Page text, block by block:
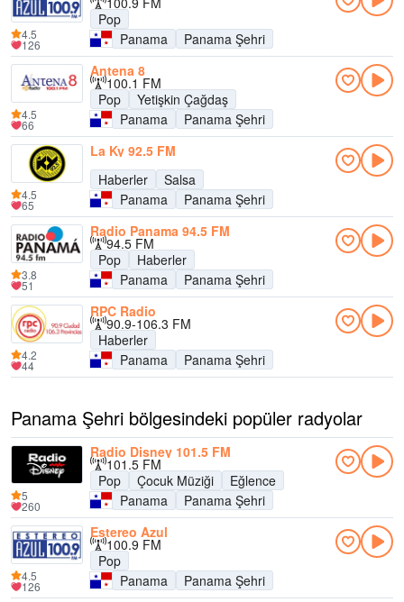
Pop
Panama
Panama Şehri
4.5
126
Antena 8
100.1 FM
Pop
Yetişkin Çağdaş
Panama
Panama Şehri
4.5
66
La Ky 92.5 FM
Haberler
Salsa
Panama
Panama Şehri
4.5
65
Radio Panama 94.5 FM
94.5 FM
Pop
Haberler
Panama
Panama Şehri
3.8
51
RPC Radio
90.9-106.3 FM
Haberler
Panama
Panama Şehri
4.2
44
Panama Şehri bölgesindeki popüler radyolar
Radio Disney 101.5 FM
101.5 FM
Pop
Çocuk Müziği
Eğlence
Panama
Panama Şehri
5
260
Estereo Azul
100.9 FM
Pop
Panama
Panama Şehri
4.5
126